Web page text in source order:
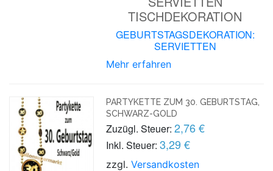
TISCHDEKORATION
GEBURTSTAGSDEKORATION:
SERVIETTEN
Mehr erfahren
PARTYKETTE ZUM 30. GEBURTSTAG,
SCHWARZ-GOLD
Zuzügl. Steuer: 2,76 €
Inkl. Steuer: 3,29 €
zzgl.Versandkosten